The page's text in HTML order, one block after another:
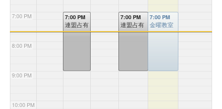
7:00 PM
8:00 PM
9:00 PM
10:00 PM
7:00 PM
連盟占有
7:00 PM
連盟占有
7:00 PM
金曜教室